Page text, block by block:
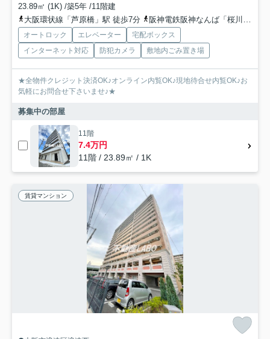
23.89㎡ (1K) /築5年 /11階建
大阪環状線「芦原橋」駅 徒歩7分
阪神電鉄阪神なんば「桜川」駅 徒歩9分
オートロック エレベーター
宅配ボックス
インターネット対応
防犯カメラ 敷地内ごみ置き場
★全物件クレジット決済OK♪オンライン内覧OK♪現地待合せ内覧OK♪お
気軽にお問合せ下さいませ♪★
募集中の部屋
11階
7.4万円
11階 / 23.89㎡ / 1K
賃貸マンション